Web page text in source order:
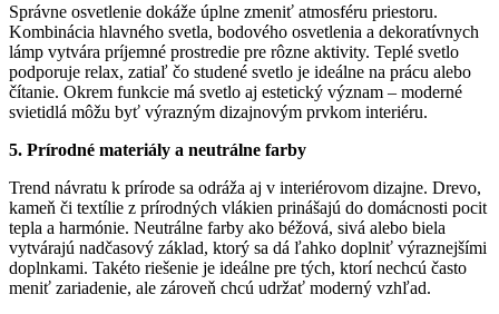
Správne osvetlenie dokáže úplne zmeniť atmosféru priestoru.
Kombinácia hlavného svetla, bodového osvetlenia a dekoratívnych
lámp vytvára príjemné prostredie pre rôzne aktivity. Teplé svetlo
podporuje relax, zatiaľ čo studené svetlo je ideálne na prácu alebo
čítanie. Okrem funkcie má svetlo aj estetický význam – moderné
svietidlá môžu byť výrazným dizajnovým prvkom interiéru.
5. Prírodné materiály a neutrálne farby
Trend návratu k prírode sa odráža aj v interiérovom dizajne. Drevo,
kameň či textílie z prírodných vlákien prinášajú do domácnosti pocit
tepla a harmónie. Neutrálne farby ako béžová, sivá alebo biela
vytvárajú nadčasový základ, ktorý sa dá ľahko doplniť výraznejšími
doplnkami. Takéto riešenie je ideálne pre tých, ktorí nechcú často
meniť zariadenie, ale zároveň chcú udržať moderný vzhľad.